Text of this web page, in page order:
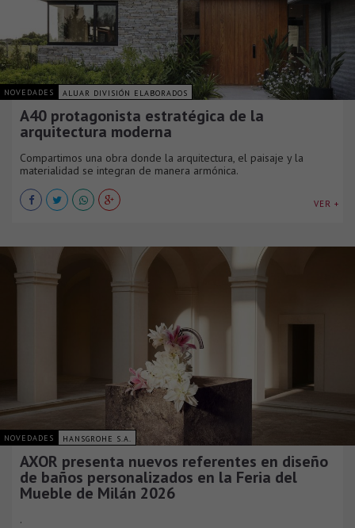
NOVEDADES ALUAR DIVISIÓN ELABORADOS
A40 protagonista estratégica de la
arquitectura moderna
Compartimos una obra donde la arquitectura, el paisaje y la
materialidad se integran de manera armónica.
VER +
NOVEDADES HANSGROHE S.A.
AXOR presenta nuevos referentes en diseño
de baños personalizados en la Feria del
Mueble de Milán 2026
.